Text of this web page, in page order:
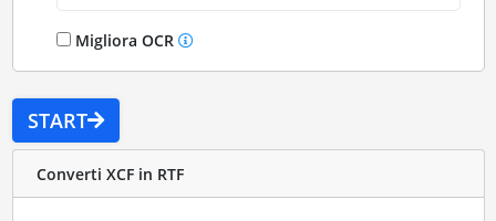
Migliora OCR
START
Converti XCF in RTF